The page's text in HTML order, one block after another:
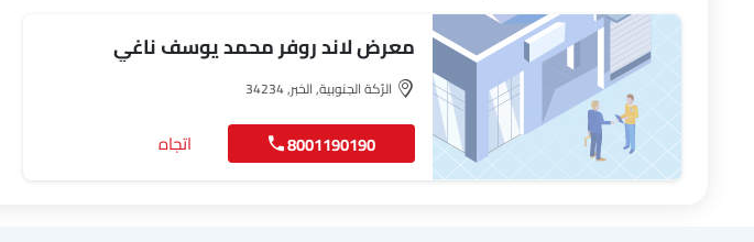
معرض لاند روفر محمد يوسف ناغي
للسيارات
الرّكة الجنوبية, الخبر, 34234
8001190190 اتجاه